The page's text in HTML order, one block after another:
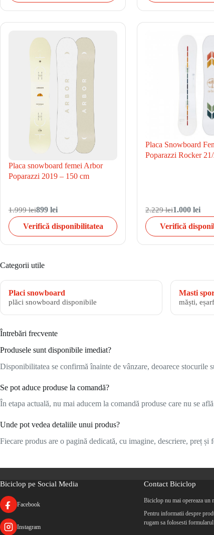
Placa snowboard femei Arbor
Poparazzi 2019 – 150 cm
1.999 lei899 lei
Verifică disponibilitatea
Placa Snowboard
Poparazzi Rocker
2.229 lei1.000 lei
Verifică
Categorii utile
Placi snowboard
plăci snowboard disponibile
Masti
măști,
Întrebări frecvente
Produsele sunt disponibile imediat?
Disponibilitatea se confirmă înainte de vânzare, deoarece stocurile
Se pot aduce produse la comandă?
În etapa actuală, nu mai aducem la comandă produse care nu se
Unde pot vedea detaliile unui produs?
Fiecare produs are o pagină dedicată, cu imagine, descriere, preț
Biciclop pe Social Media
Facebook
Instagram
Contact Biciclop
Biciclop nu mai opereaza un
Pentru informatii despre
rugam sa folosesti formularul